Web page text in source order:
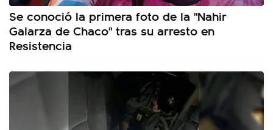
Se conoció la primera foto de la "Nahir
Galarza de Chaco" tras su arresto en
Resistencia